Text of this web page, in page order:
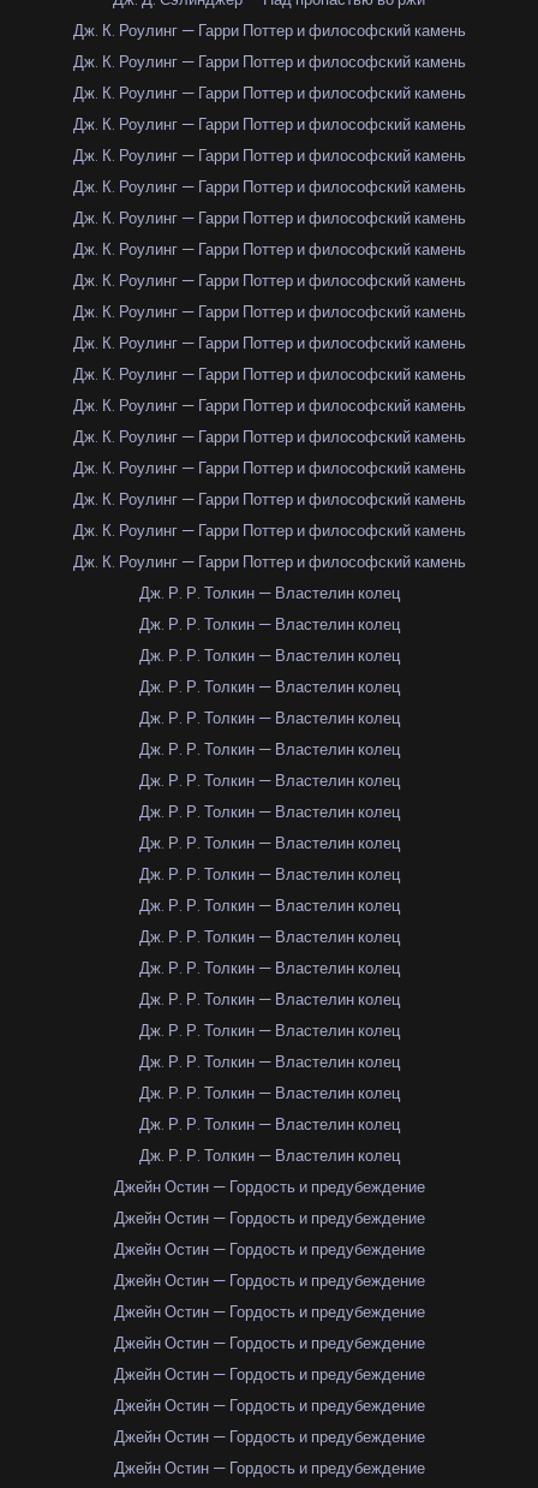
Дж. К. Роулинг — Гарри Поттер и философский камень
Дж. К. Роулинг — Гарри Поттер и философский камень
Дж. К. Роулинг — Гарри Поттер и философский камень
Дж. К. Роулинг — Гарри Поттер и философский камень
Дж. К. Роулинг — Гарри Поттер и философский камень
Дж. К. Роулинг — Гарри Поттер и философский камень
Дж. К. Роулинг — Гарри Поттер и философский камень
Дж. К. Роулинг — Гарри Поттер и философский камень
Дж. К. Роулинг — Гарри Поттер и философский камень
Дж. К. Роулинг — Гарри Поттер и философский камень
Дж. К. Роулинг — Гарри Поттер и философский камень
Дж. К. Роулинг — Гарри Поттер и философский камень
Дж. К. Роулинг — Гарри Поттер и философский камень
Дж. К. Роулинг — Гарри Поттер и философский камень
Дж. К. Роулинг — Гарри Поттер и философский камень
Дж. К. Роулинг — Гарри Поттер и философский камень
Дж. К. Роулинг — Гарри Поттер и философский камень
Дж. К. Роулинг — Гарри Поттер и философский камень
Дж. Р. Р. Толкин — Властелин колец
Дж. Р. Р. Толкин — Властелин колец
Дж. Р. Р. Толкин — Властелин колец
Дж. Р. Р. Толкин — Властелин колец
Дж. Р. Р. Толкин — Властелин колец
Дж. Р. Р. Толкин — Властелин колец
Дж. Р. Р. Толкин — Властелин колец
Дж. Р. Р. Толкин — Властелин колец
Дж. Р. Р. Толкин — Властелин колец
Дж. Р. Р. Толкин — Властелин колец
Дж. Р. Р. Толкин — Властелин колец
Дж. Р. Р. Толкин — Властелин колец
Дж. Р. Р. Толкин — Властелин колец
Дж. Р. Р. Толкин — Властелин колец
Дж. Р. Р. Толкин — Властелин колец
Дж. Р. Р. Толкин — Властелин колец
Дж. Р. Р. Толкин — Властелин колец
Дж. Р. Р. Толкин — Властелин колец
Дж. Р. Р. Толкин — Властелин колец
Джейн Остин — Гордость и предубеждение
Джейн Остин — Гордость и предубеждение
Джейн Остин — Гордость и предубеждение
Джейн Остин — Гордость и предубеждение
Джейн Остин — Гордость и предубеждение
Джейн Остин — Гордость и предубеждение
Джейн Остин — Гордость и предубеждение
Джейн Остин — Гордость и предубеждение
Джейн Остин — Гордость и предубеждение
Джейн Остин — Гордость и предубеждение